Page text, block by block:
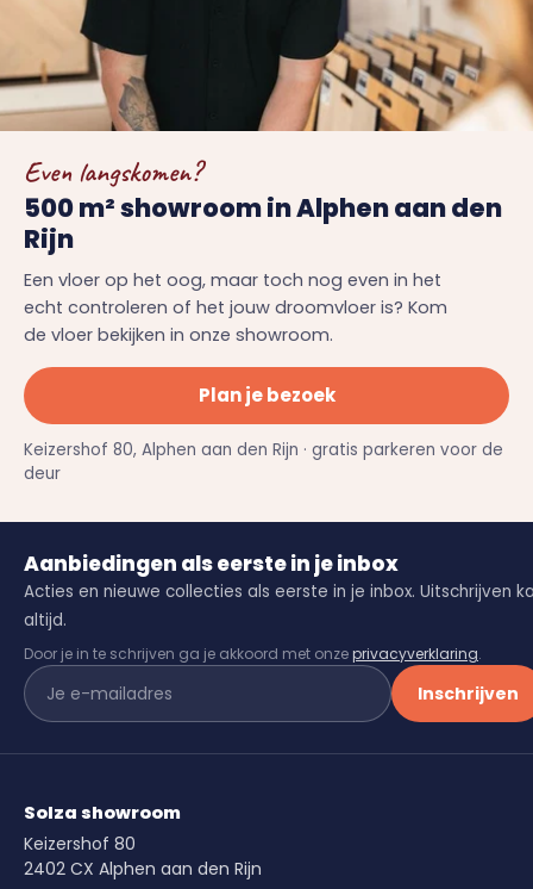
Even langskomen?
500 m² showroom in Alphen aan den
Rijn
Een vloer op het oog, maar toch nog even in het
echt controleren of het jouw droomvloer is? Kom
de vloer bekijken in onze showroom.
Plan je bezoek
Keizershof 80, Alphen aan den Rijn · gratis parkeren voor de
deur
Aanbiedingen als eerste in je inbox
Acties en nieuwe collecties als eerste in je inbox. Uitschrijven
altijd.
Door je in te schrijven ga je akkoord met onzeprivacyverklaring.
Inschrijven
Solza showroom
Keizershof 80
2402 CX Alphen aan den Rijn